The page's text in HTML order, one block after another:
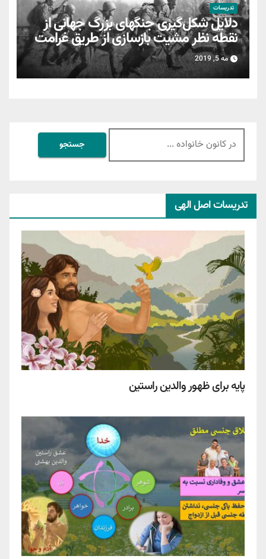
تدریسات
دلایل شکل‌گیری جنگهای بزرگ جهانی از
نقطه نظر مشیت بازسازی از طریق غرامت
مه 5, 2019
جستجو
تدریسات اصل الهی
پایه برای ظهور والدین راستین